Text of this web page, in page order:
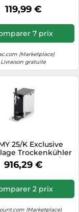
H
119,99 €
7 prix
(Marketplace)
Livraison gratuite
25/K Exclusive
Trockenkühler
Air 35L/h
Sans CO2
916,29 €
2 prix
(Marketplace)